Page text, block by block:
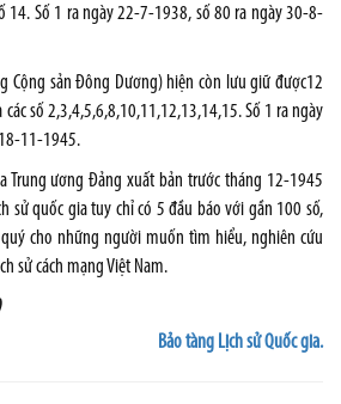
14. Số 1 ra ngày 22-7-1938, số 80 ra ngày 30-8-
Cộng sản Đông Dương) hiện còn lưu giữ được12
số 2,3,4,5,6,8,10,11,12,13,14,15. Số 1 ra ngày
11-1945.
Trung ương Đảng xuất bản trước tháng 12-1945
sử quốc gia tuy chỉ có 5 đầu báo với gần 100 số,
cho những người muốn tìm hiểu, nghiên cứu
sử cách mạng Việt Nam.
Bảo tàng Lịch sử Quốc gia.